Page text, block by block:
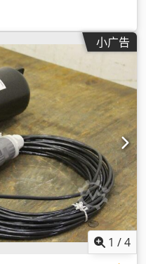
小广告
1 /4